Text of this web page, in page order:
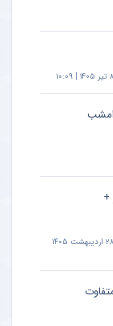
امشب
+
دوشنبه ۲۸ اردیبهشت ۱۴۰۵